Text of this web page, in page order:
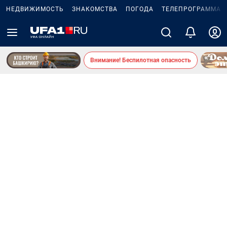
НЕДВИЖИМОСТЬ ЗНАКОМСТВА ПОГОДА ТЕЛЕПРОГРАММА
Внимание! Беспилотная опасность